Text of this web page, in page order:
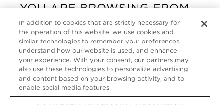
YOU ARE BROWSING FROM
UNITED STATES
It looks like you are visiting us from United States,
but you are currently browsing our Deutschland
store. Would you like to be redirected to your local
site?
SHOP IN UNITED STATES
KUNDENSERVICE
ÜBER
FOLLOW US
GERMANY
In addition to cookies that are strictly necessary for
the operation of this website, we use cookies and
similar technologies to remember your preferences,
understand how our website is used, and enhance
your experience. With your consent, our partners may
also use these technologies to personalize advertising
and content based on your browsing activity, and to
enable social media features.